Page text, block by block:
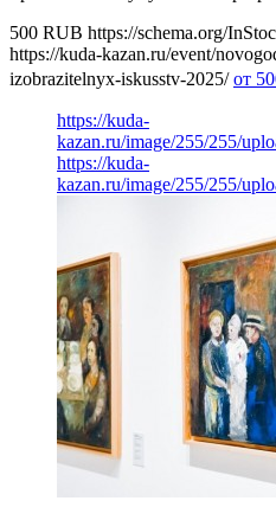
500 RUB https://schema.org/
https://kuda-kazan.ru/event/
izobrazitelnyx-iskusstv-2025/ от
https://kuda-
kazan.ru/image/255/255/
https://kuda-
kazan.ru/image/255/255/